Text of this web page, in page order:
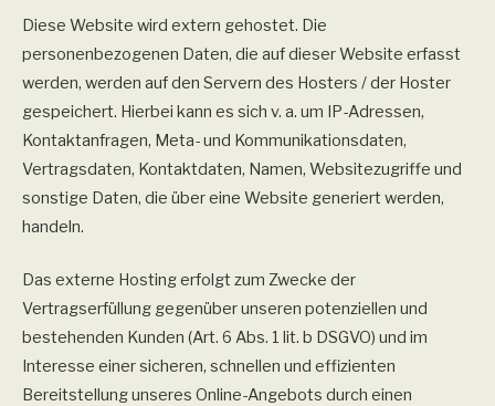
Diese Website wird extern gehostet. Die
personenbezogenen Daten, die auf dieser Website erfasst
werden, werden auf den Servern des Hosters / der Hoster
gespeichert. Hierbei kann es sich v. a. um IP-Adressen,
Kontaktanfragen, Meta- und Kommunikationsdaten,
Vertragsdaten, Kontaktdaten, Namen, Websitezugriffe und
sonstige Daten, die über eine Website generiert werden,
handeln.
Das externe Hosting erfolgt zum Zwecke der
Vertragserfüllung gegenüber unseren potenziellen und
bestehenden Kunden (Art. 6 Abs. 1 lit. b DSGVO) und im
Interesse einer sicheren, schnellen und effizienten
Bereitstellung unseres Online-Angebots durch einen